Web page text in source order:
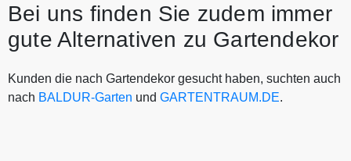
Bei uns finden Sie zudem immer
gute Alternativen zu Gartendekor
Kunden die nach Gartendekor gesucht haben, suchten auch
nach BALDUR-Garten und GARTENTRAUM.DE.